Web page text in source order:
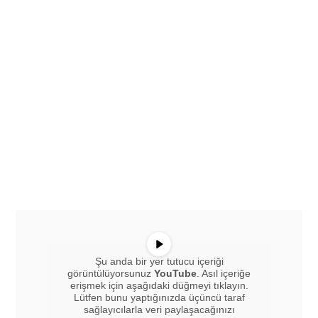
Şu anda bir yer tutucu içeriği
görüntülüyorsunuz YouTube . Asıl içeriğe
erişmek için aşağıdaki düğmeyi tıklayın.
Lütfen bunu yaptığınızda üçüncü taraf
sağlayıcılarla veri paylaşacağınızı